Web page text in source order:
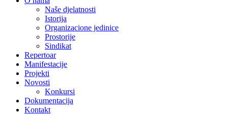
Naše djelatnosti
Istorija
Organizacione jedinice
Prostorije
Sindikat
Repertoar
Manifestacije
Projekti
Novosti
Konkursi
Dokumentacija
Kontakt